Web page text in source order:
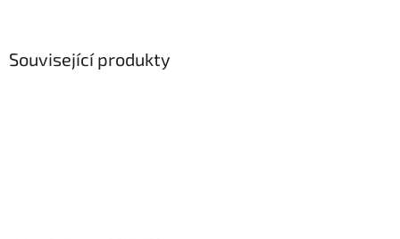
Související produkty